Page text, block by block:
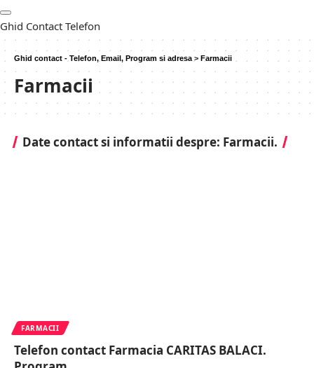
Ghid Contact Telefon
Ghid contact - Telefon, Email, Program si adresa > Farmacii
Farmacii
Date contact si informatii despre: Farmacii.
FARMACII
Telefon contact Farmacia CARITAS BALACI.